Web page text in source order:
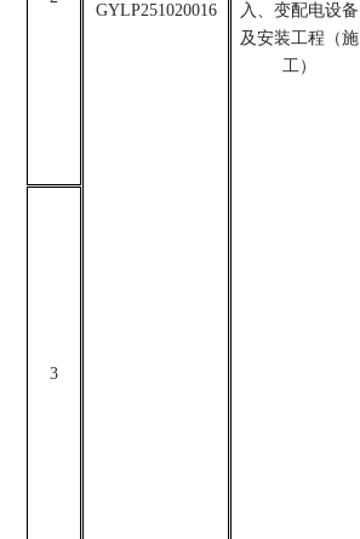
GYLP251020016
入、变配电设备
及安装工程（施
工）
3